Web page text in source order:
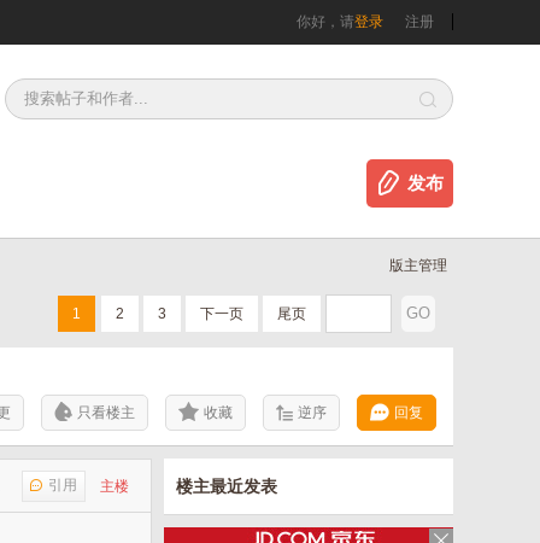
你好，请登录 注册
发布
版主管理
1 2 3 下一页 尾页
只看楼主 收藏 逆序 回复
主楼
引用 楼主最近发表